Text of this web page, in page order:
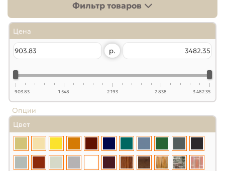
Фильтр товаров
Цена
р.
903.83 1 548 2 193 2 838 3 482.35
Опции
Цвет